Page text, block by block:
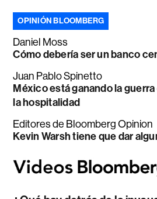
OPINIÓN BLOOMBERG
Daniel Moss
Cómo debería ser un banco
Juan Pablo Spinetto
México está ganando la
la hospitalidad
Editores de Bloomberg Opinion
Kevin Warsh tiene que dar